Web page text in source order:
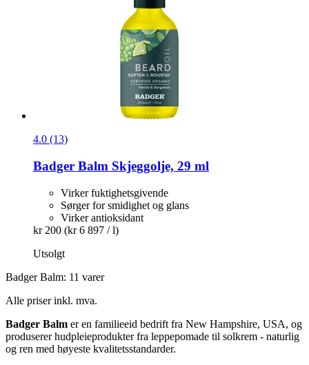
4.0 (13)
Badger Balm Skjeggolje, 29 ml
Virker fuktighetsgivende
Sørger for smidighet og glans
Virker antioksidant
kr 200 (kr 6 897 / l)
Utsolgt
Badger Balm: 11 varer
Alle priser inkl. mva.
Badger Balm er en familieeid bedrift fra New Hampshire, USA, og
produserer hudpleieprodukter fra leppepomade til solkrem - naturlig
og ren med høyeste kvalitetsstandarder.